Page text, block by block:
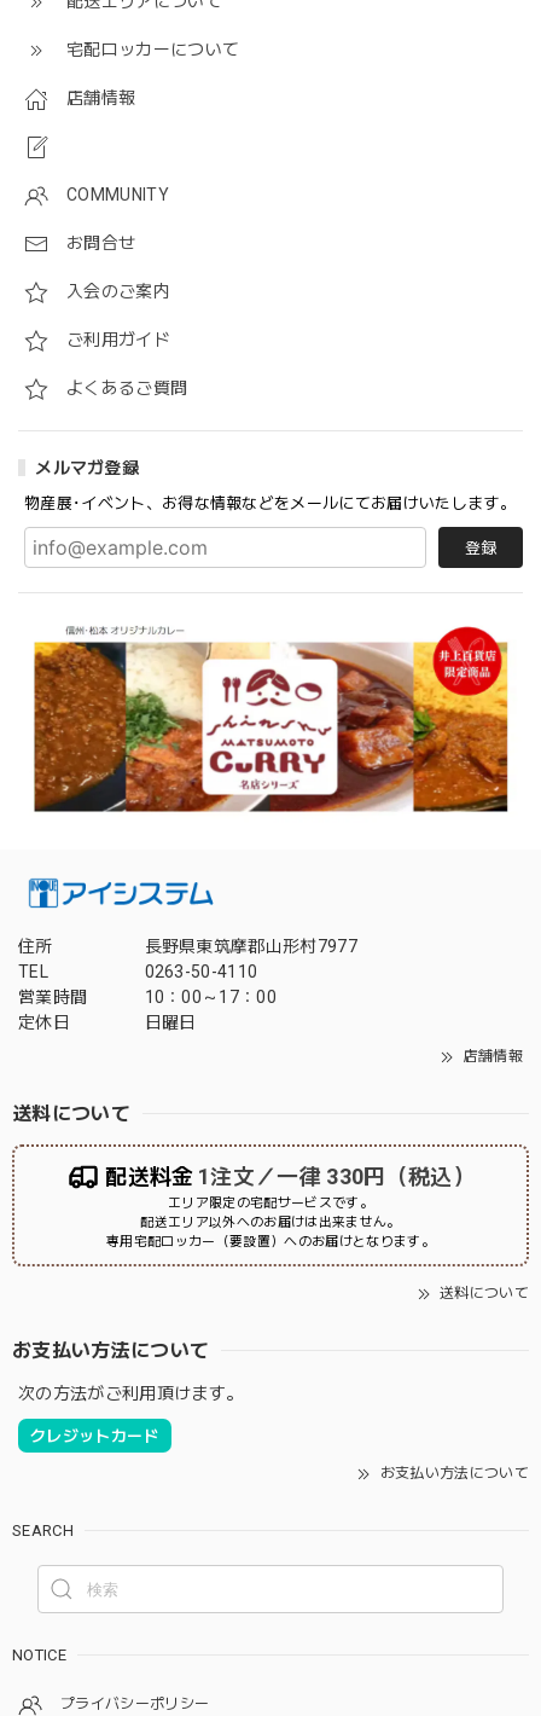
宅配ロッカーについて
店舗情報
COMMUNITY
お問合せ
入会のご案内
ご利用ガイド
よくあるご質問
メルマガ登録
物産展･イベント、お得な情報などをメールにてお届けいたします。
登録
住所
長野県東筑摩郡山形村7977
TEL
0263-50-4110
営業時間
10：00～17：00
定休日
日曜日
店舗情報
送料について
配送料金 1注文／一律 330円（税込）
エリア限定の宅配サービスです。
配送エリア以外へのお届けは出来ません。
専用宅配ロッカー（要設置）へのお届けとなります。
送料について
お支払い方法について
次の方法がご利用頂けます。
クレジットカード
お支払い方法について
SEARCH
NOTICE
プライバシーポリシー